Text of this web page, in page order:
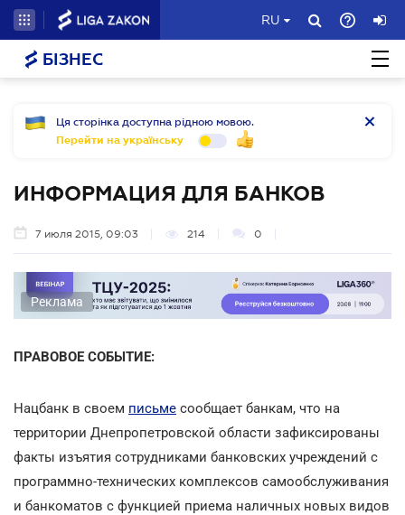
RU
БІЗНЕС
Ця сторінка доступна рідною мовою.
Перейти на українську
ИНФОРМАЦИЯ ДЛЯ БАНКОВ
7 июля 2015, 09:03 214 0
Реклама
ПРАВОВОЕ СОБЫТИЕ:
Нацбанк в своем письме сообщает банкам, что на
территории Днепропетровской области зафиксированы
факты изъятия сотрудниками банковских учреждений с
программно-технических комплексов самообслуживания
и банкоматов с функцией приема наличных новых видов